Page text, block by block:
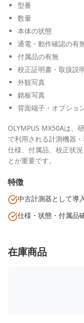
型番
数量
本体の状態
通電・動作確認の有
付属品の有無
校正証明書・取扱説
外観写真
銘板写真
背面端子・オプショ
OLYMPUS MX50Aは、
で利用される計測機器
仕様、付属品、校正状
とが重要です。
特徴
中古計測器として導
仕様・状態・付属品
在庫商品